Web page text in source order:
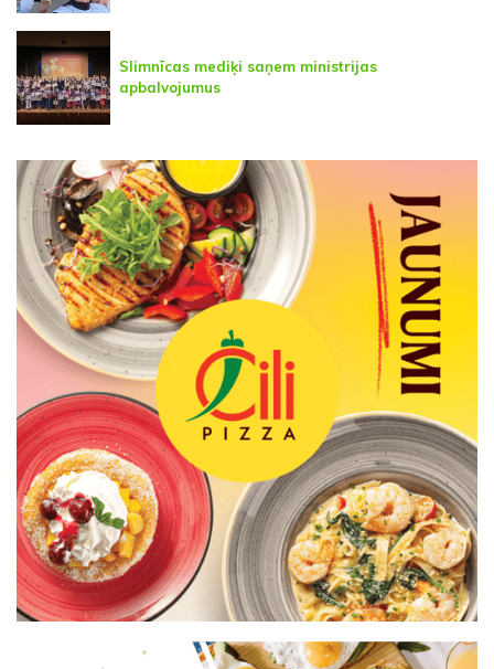
Slimnīcas mediķi saņem ministrijas
apbalvojumus